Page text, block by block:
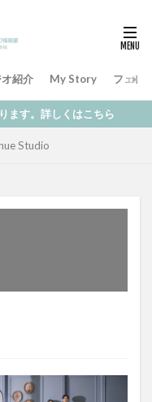
紹介 My Story フェア
す。詳しくはこちら
Studio